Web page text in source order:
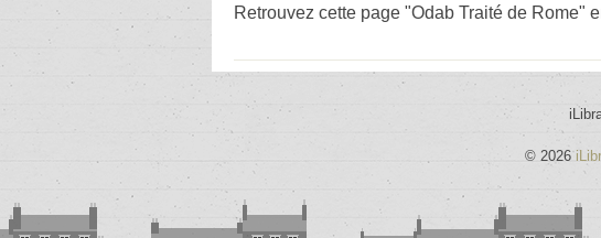
Retrouvez cette page "Odab Traité de Rome"
© 2026